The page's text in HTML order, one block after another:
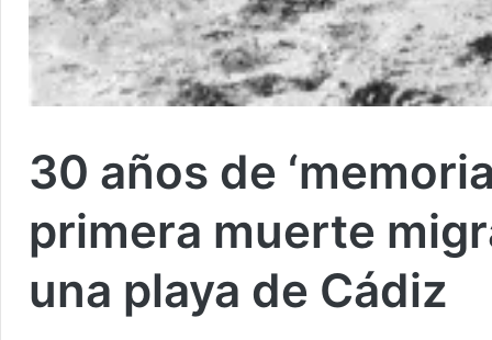
30 años de
primera muerte
una playa de Cádiz